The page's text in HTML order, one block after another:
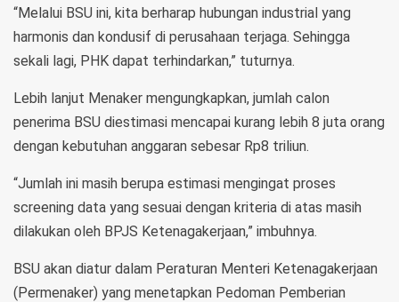
“Melalui BSU ini, kita berharap hubungan industrial yang
harmonis dan kondusif di perusahaan terjaga. Sehingga
sekali lagi, PHK dapat terhindarkan,” tuturnya.
Lebih lanjut Menaker mengungkapkan, jumlah calon
penerima BSU diestimasi mencapai kurang lebih 8 juta orang
dengan kebutuhan anggaran sebesar Rp8 triliun.
“Jumlah ini masih berupa estimasi mengingat proses
screening data yang sesuai dengan kriteria di atas masih
dilakukan oleh BPJS Ketenagakerjaan,” imbuhnya.
BSU akan diatur dalam Peraturan Menteri Ketenagakerjaan
(Permenaker) yang menetapkan Pedoman Pemberian